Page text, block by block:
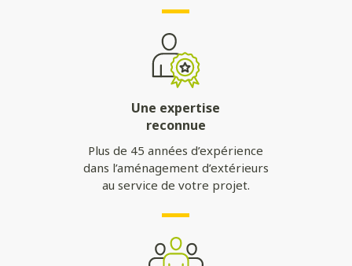
Une expertise
reconnue
Plus de 45 années d’expérience
dans l’aménagement d’extérieurs
au service de votre projet.